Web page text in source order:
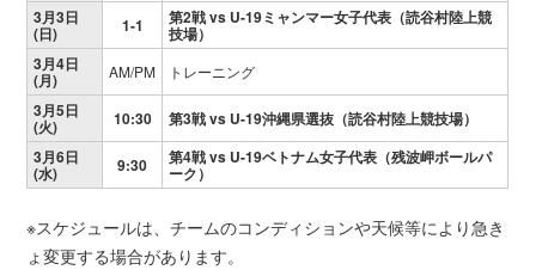
3月3日
(日) 1-1 第2戦 vs U-19ミャンマー女子代表（読谷村陸上競
技場）
3月4日
(月) AM/PM トレーニング
3月5日
(火) 10:30
第3戦 vs U-19沖縄県選抜（読谷村陸上競技場）
3月6日
(水) 9:30 第4戦 vs U-19ベトナム女子代表（残波岬ボールパ
ーク）
※スケジュールは、チームのコンディションや天候等により急き
ょ変更する場合があります。